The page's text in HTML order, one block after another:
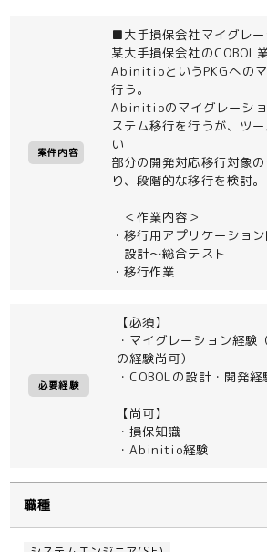
案件内容
■大手損保会社マイグレ
某大手損保会社のCOBOL
AbinitioというPKGへのマ
行う。
Abinitioのマイグレーシ
ステム移行を行うが、ツ
い
部分の開発対応移行対象
り、段階的な移行を検討。
＜作業内容＞
・移行用アプリケーショ
設計～総合テスト
・移行作業
必要経験
【必須】
・マイグレーション経験
の経験尚可）
・COBOLの設計・開発経
【尚可】
・損保知識
・Abinitio経験
職種